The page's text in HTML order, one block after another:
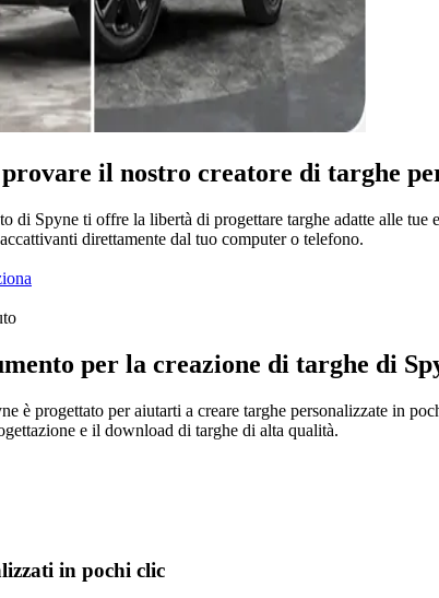
il nostro creatore di targhe
di Spyne ti offre la libertà di progettare targhe adatte alle
direttamente dal tuo computer o telefono.
per la creazione di targhe di
è progettato per aiutarti a creare targhe personalizzate in
e il download di targhe di alta qualità.
in pochi clic